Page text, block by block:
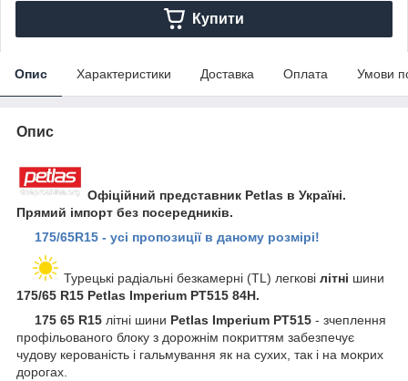
Купити
Опис Характеристики Доставка Оплата Умови
Опис
Офіційний представник Petlas в Україні.
Прямий імпорт без посередників.
175/65R15 - усі пропозиції в даному розмірі!
Турецькі радіальні безкамерні (TL) легкові літні шини
175/65 R15 Petlas Imperium PT515 84H.
175 65 R15 літні шини Petlas Imperium PT515 - зчеплення
профільованого блоку з дорожнім покриттям забезпечує
чудову керованість і гальмування як на сухих, так і на мокрих
дорогах.